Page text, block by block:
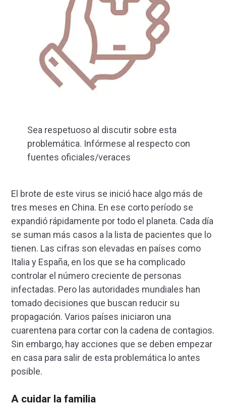
Sea respetuoso al discutir sobre esta
problemática. Infórmese al respecto con
fuentes oficiales/veraces
El brote de este virus se inició hace algo más de
tres meses en China. En ese corto período se
expandió rápidamente por todo el planeta. Cada día
se suman más casos a la lista de pacientes que lo
tienen. Las cifras son elevadas en países como
Italia y España, en los que se ha complicado
controlar el número creciente de personas
infectadas. Pero las autoridades mundiales han
tomado decisiones que buscan reducir su
propagación. Varios países iniciaron una
cuarentena para cortar con la cadena de contagios.
Sin embargo, hay acciones que se deben empezar
en casa para salir de esta problemática lo antes
posible.
A cuidar la familia